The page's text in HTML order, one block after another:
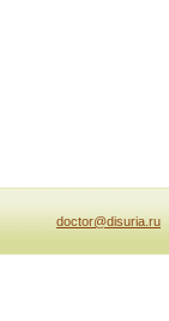
doctor@disuria.ru